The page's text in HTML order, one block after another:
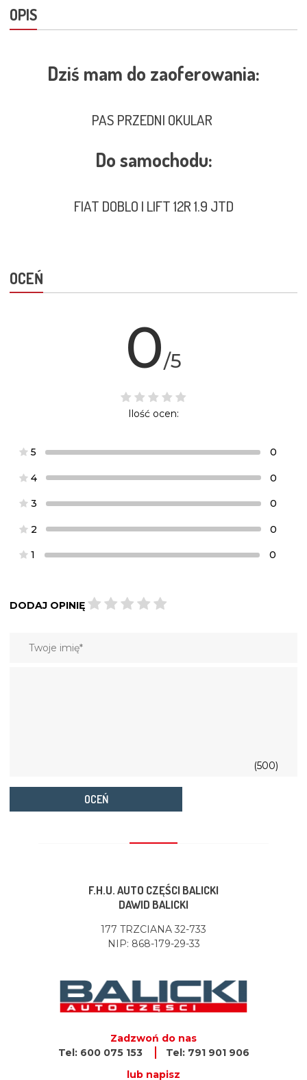
OPIS
Dziś mam do zaoferowania:
PAS PRZEDNI OKULAR
Do samochodu:
FIAT DOBLO I LIFT 12R 1.9 JTD
OCEŃ
0/5
Ilość ocen:
5 0
4 0
3 0
2 0
1 0
DODAJ OPINIĘ
(500)
OCEŃ
F.H.U. AUTO CZĘŚCI BALICKI
DAWID BALICKI
177 TRZCIANA 32-733
NIP: 868-179-29-33
Zadzwoń do nas
Tel: 600 075 153
Tel: 791 901 906
lub napisz